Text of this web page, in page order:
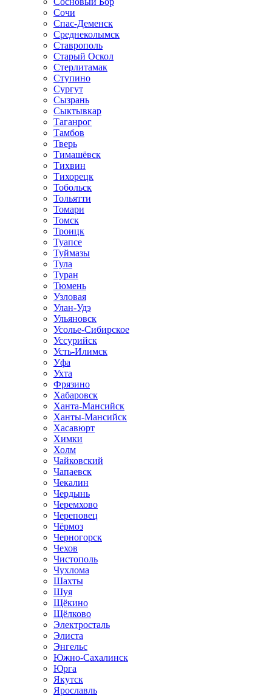
Сочи
Спас-Деменск
Среднеколымск
Ставрополь
Старый Оскол
Стерлитамак
Ступино
Сургут
Сызрань
Сыктывкар
Таганрог
Тамбов
Тверь
Тимашёвск
Тихвин
Тихорецк
Тобольск
Тольятти
Томари
Томск
Троицк
Туапсе
Туймазы
Тула
Туран
Тюмень
Узловая
Улан-Удэ
Ульяновск
Усолье-Сибирское
Уссурийск
Усть-Илимск
Уфа
Ухта
Фрязино
Хабаровск
Ханта-Мансийск
Ханты-Мансийск
Хасавюрт
Химки
Холм
Чайковский
Чапаевск
Чекалин
Чердынь
Черемхово
Череповец
Чёрмоз
Черногорск
Чехов
Чистополь
Чухлома
Шахты
Шуя
Щёкино
Щёлково
Электросталь
Элиста
Энгельс
Южно-Сахалинск
Юрга
Якутск
Ярославль